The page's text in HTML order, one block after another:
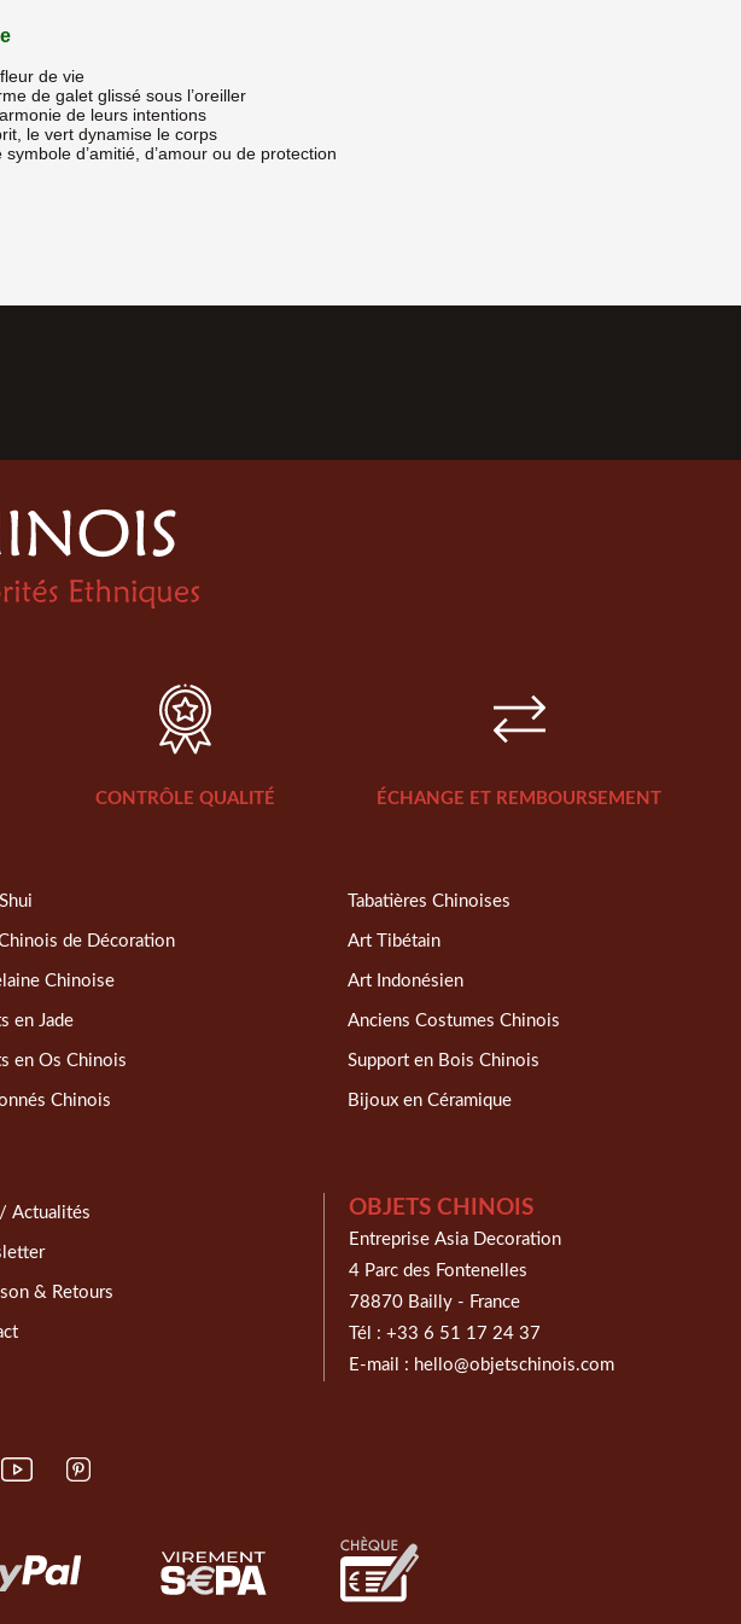
de vie
de galet glissé sous l’oreiller
de leurs intentions
le vert dynamise le corps
d’amitié, d’amour ou de protection
CONTRÔLE QUALITÉ ÉCHANGE ET REMBOURSEMENT
de Décoration
Chinoise
en Jade
en Os Chinois
Chinois
Tabatières Chinoises
Art Tibétain
Art Indonésien
Anciens Costumes Chinois
Support en Bois Chinois
Bijoux en Céramique
Actualités
& Retours
OBJETS CHINOIS
Entreprise Asia Decoration
4 Parc des Fontenelles
78870 Bailly - France
Tél : +33 6 51 17 24 37
E-mail : hello@objetschinois.com